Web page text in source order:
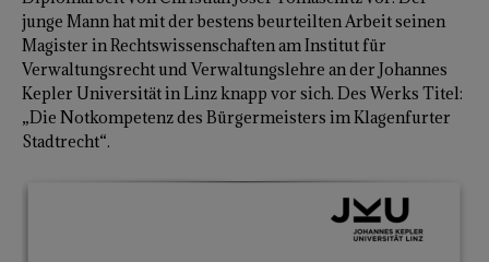
junge Mann hat mit der bestens beurteilten Arbeit seinen
Magister in Rechtswissenschaften am Institut für
Verwaltungsrecht und Verwaltungslehre an der Johannes
Kepler Universität in Linz knapp vor sich. Des Werks Titel:
„Die Notkompetenz des Bürgermeisters im Klagenfurter
Stadtrecht“.